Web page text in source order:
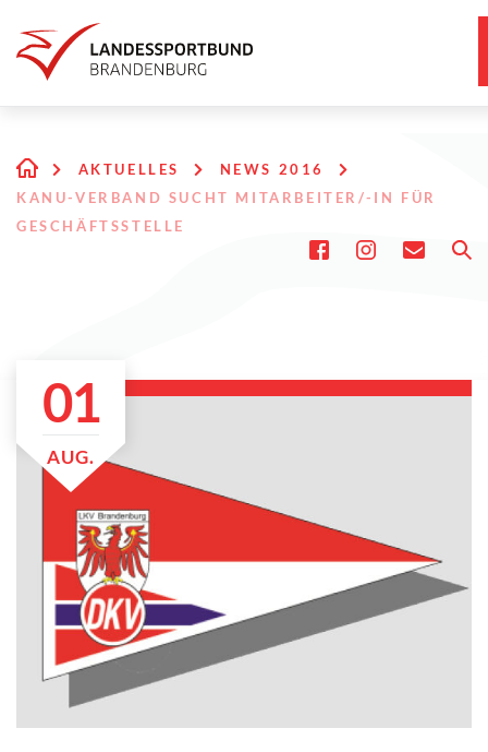
AKTUELLES
NEWS 2016
KANU-VERBAND SUCHT MITARBEITER/-IN FÜR
GESCHÄFTSSTELLE
01
AUG.